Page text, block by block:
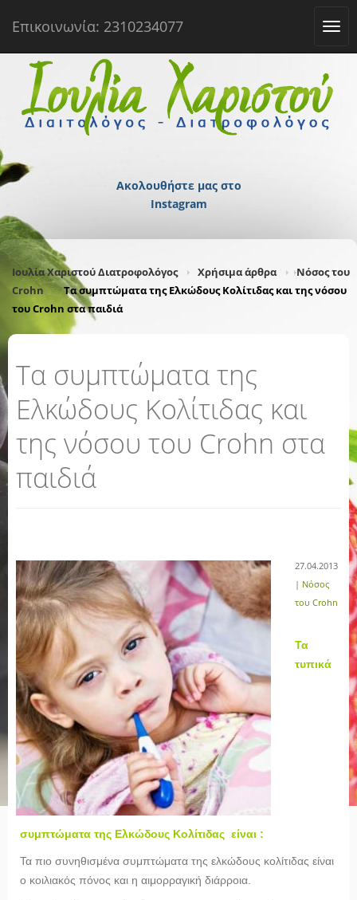
Επικοινωνία: 2310234077
Ακολουθήστε μας στο
Instagram
Ιουλία Χαριστού Διατροφολόγος Χρήσιμα άρθρα
Νόσος του
Crohn
Τα συμπτώματα της Ελκώδους Κολίτιδας και της νόσου
του Crohn στα παιδιά
Τα συμπτώματα της
Ελκώδους Κολίτιδας και
της νόσου του Crohn στα
παιδιά
27.04.2013
| Νόσος
του Crohn
Τα
τυπικά
συμπτώματα της Ελκώδους Κολίτιδας είναι :
Τα πιο συνηθισμένα συμπτώματα της ελκώδους κολίτιδας είναι
ο κοιλιακός πόνος και η αιμορραγική διάρροια.